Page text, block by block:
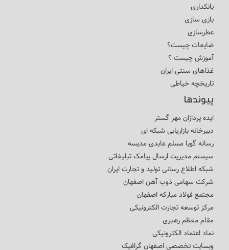
بانکداری
بازی سازی
عطرسازی
ضایعات چیست؟
آموزش چیست ؟
غذاهای سنتی ایران
تاریخچه خیاطی
پیوندها
ایده پردازان مهر گستر
دبیرخانه بازاریابی شبکه ای
رسانه گویا مسلم عابدی مدیسه
سیستم مدیریت ارسال پیامک تبلیغاتی
شبکه اطلاع رسانی تولید و تجارت ایران
شرکت سهامی ذوب آهن اصفهان
مجتمع فولاد مبارکه اصفهان
مرکز توسعه تجارت الکترونیکی
مقام معظم رهبری
نماد اعتماد الکترونیکی
وبسایت تخصصی اصفهان گرافیک